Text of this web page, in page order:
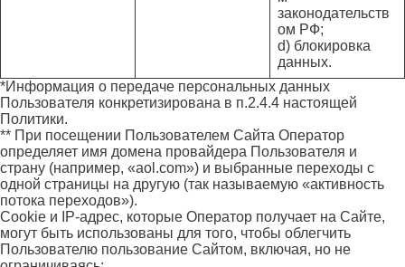
законодательств
ом РФ;
d) блокировка
данных.
*Информация о передаче персональных данных
Пользователя конкретизирована в п.2.4.4 настоящей
Политики.
** При посещении Пользователем Сайта Оператор
определяет имя домена провайдера Пользователя и
страну (например, «aol.com») и выбранные переходы с
одной страницы на другую (так называемую «активность
потока переходов»).
Cookie и IP-адрес, которые Оператор получает на Сайте,
могут быть использованы для того, чтобы облегчить
Пользователю пользование Сайтом, включая, но не